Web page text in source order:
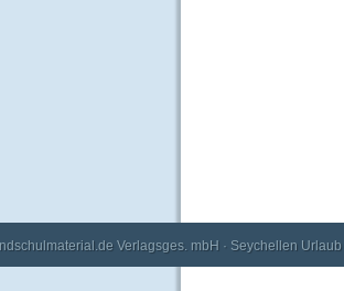
Verlagsges. mbH · Seychellen Urlaub